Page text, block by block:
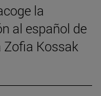
la
al español de
Zofia Kossak